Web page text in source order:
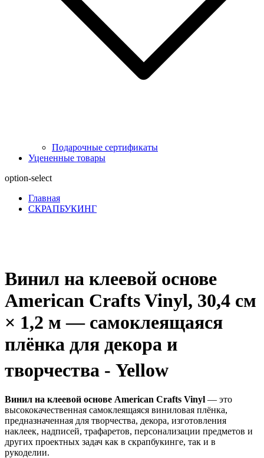
Подарочные сертификаты
Уцененные товары
option-select
Главная
СКРАПБУКИНГ
Винил на клеевой основе
American Crafts Vinyl, 30,4 см
× 1,2 м — самоклеящаяся
плёнка для декора и
творчества - Yellow
Винил на клеевой основе American Crafts Vinyl — это
высококачественная самоклеящаяся виниловая плёнка,
предназначенная для творчества, декора, изготовления
наклеек, надписей, трафаретов, персонализации предметов и
других проектных задач как в скрапбукинге, так и в
рукоделии.